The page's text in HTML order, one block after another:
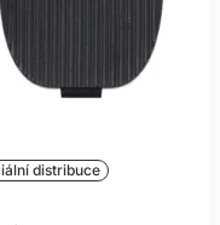
distribuce